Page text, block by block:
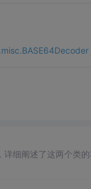
细阐述了这两个类